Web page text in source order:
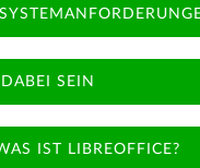
DABEI SEIN
IST LIBREOFFICE?